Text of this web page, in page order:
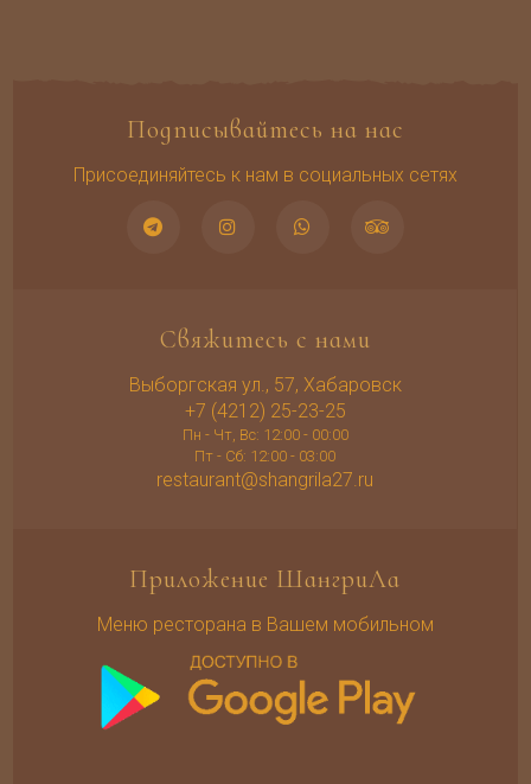
Подписывайтесь на нас
Присоединяйтесь к нам в социальных сетях
Свяжитесь с нами
Выборгская ул., 57, Хабаровск
+7 (4212) 25-23-25
Пн - Чт, Вс: 12:00 - 00:00
Пт - Сб: 12:00 - 03:00
restaurant@shangrila27.ru
Приложение ШангриЛа
Меню ресторана в Вашем мобильном